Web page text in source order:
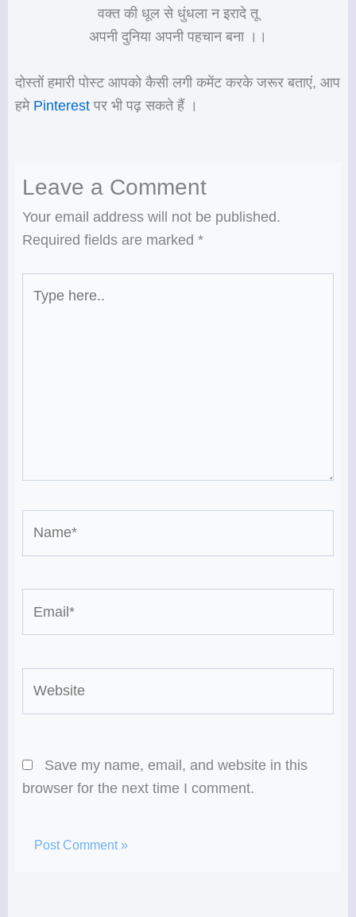
वक्त की धूल से धुंधला न इरादे तू
अपनी दुनिया अपनी पहचान बना ।।
दोस्तों हमारी पोस्ट आपको कैसी लगी कमेंट करके जरूर बताएं, आप
हमे Pinterestपर भी पढ़ सकते हैं ।
Leave a Comment
Your email address will not be published.
Required fields are marked *
here..
Save my name, email, and website in this
browser for the next time I comment.